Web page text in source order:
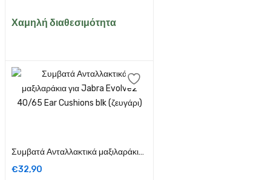
Χαμηλή διαθεσιμότητα
Συμβατά Ανταλλακτικά μαξιλαράκια για Jabra Evolve2 40/65 Ear Cushions blk (ζευγάρι)
€32,90